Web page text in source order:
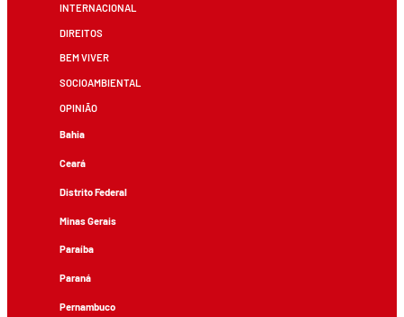
INTERNACIONAL
DIREITOS
BEM VIVER
SOCIOAMBIENTAL
OPINIÃO
Bahia
Ceará
Distrito Federal
Minas Gerais
Paraíba
Paraná
Pernambuco